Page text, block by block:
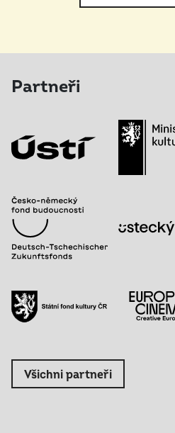
Partneři
Všichni partneři